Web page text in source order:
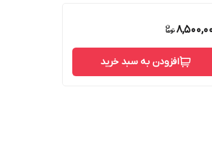
افزودن به سبد خرید